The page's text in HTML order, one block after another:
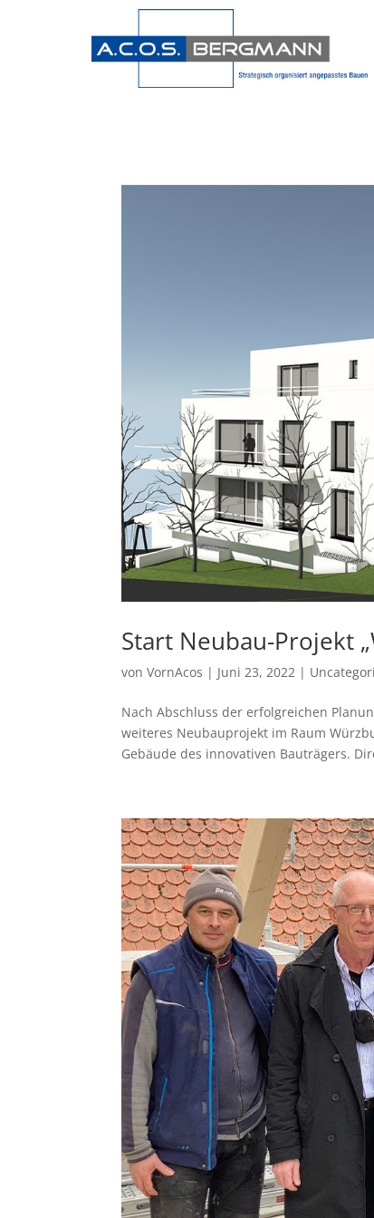
Start Neubau-Projekt
vonVornAcos | Juni 23, 2022 |
Nach Abschluss der erfolgreichen
weiteres Neubauprojekt im Raum
Gebäude des innovativen Bauträgers.